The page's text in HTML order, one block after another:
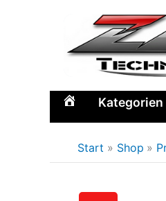
Home Kategorien
Start Shop